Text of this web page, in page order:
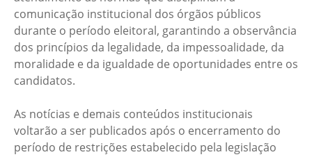
comunicação institucional dos órgãos públicos
durante o período eleitoral, garantindo a observância
dos princípios da legalidade, da impessoalidade, da
moralidade e da igualdade de oportunidades entre os
candidatos.
As notícias e demais conteúdos institucionais
voltarão a ser publicados após o encerramento do
período de restrições estabelecido pela legislação